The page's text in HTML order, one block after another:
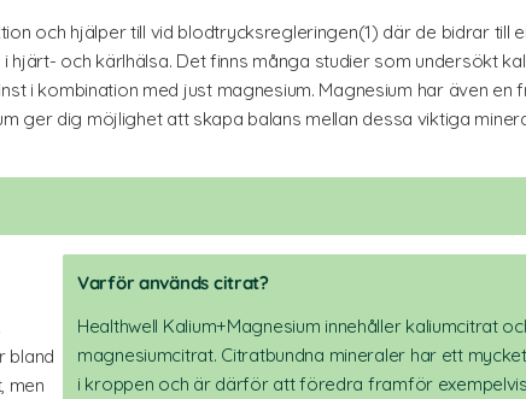
och hjälper till vid blodtrycksregleringen(1) där de bidrar till
och kärlhälsa. Det finns många studier som undersökt
i kombination med just magnesium. Magnesium har även en
ger dig möjlighet att skapa balans mellan dessa viktiga
Varför används citrat?
Healthwell Kalium+Magnesium innehåller kaliumcitrat
magnesiumcitrat. Citratbundna mineraler har ett
i kroppen och är därför att föredra framför exempelvis
bland
men